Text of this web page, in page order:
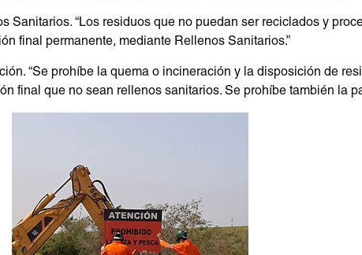
Sanitarios. “Los residuos que no puedan ser reciclados y
final permanente, mediante Rellenos Sanitarios.”
“Se prohíbe la quema o incineración y la disposición de
final que no sean rellenos sanitarios. Se prohíbe también la